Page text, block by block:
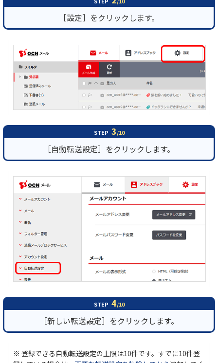
［設定］をクリックします。
STEP 3/10
［自動転送設定］をクリックします。
STEP 4/10
［新しい転送設定］をクリックします。
※ 登録できる自動転送設定の上限は10件です。すでに10件登